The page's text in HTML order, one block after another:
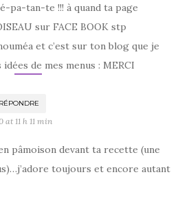
pa-tan-te !!! à quand ta page
sur FACE BOOK stp
et c’est sur ton blog que je
de mes menus : MERCI
RÉPONDRE
at 11 h 11 min
pâmoison devant ta recette (une
toujours et encore autant